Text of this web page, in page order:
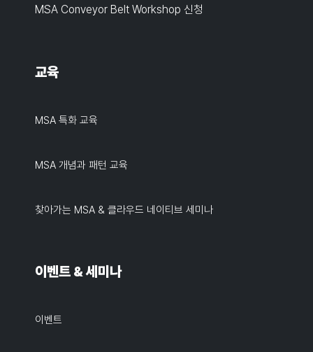
MSA Conveyor Belt Workshop 신청
교육
MSA 특화 교육
MSA 개념과 패턴 교육
찾아가는 MSA & 클라우드 네이티브 세미나
이벤트 & 세미나
이벤트